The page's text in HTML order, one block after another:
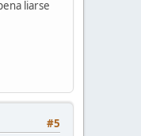
liarse
#5